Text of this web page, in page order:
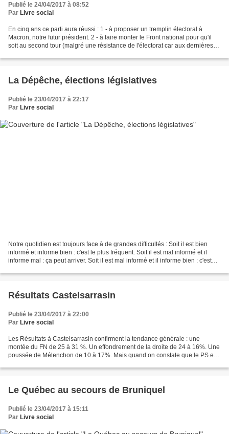
Publié le 24/04/2017 à 08:52
Par Livre social
En cinq ans ce parti aura réussi : 1 - à proposer un tremplin électoral à
Macron, notre futur président. 2 - à faire monter le Front national pour qu'il
soit au second tour (malgré une résistance de l'électorat car aux dernières
La Dépêche, élections législatives
Publié le 23/04/2017 à 22:17
Par Livre social
Notre quotidien est toujours face à de grandes difficultés : Soit il est bien
informé et informe bien : c'est le plus fréquent. Soit il est mal informé et il
informe mal : ça peut arriver. Soit il est mal informé et il informe bien : c'est
Résultats Castelsarrasin
Publié le 23/04/2017 à 22:00
Par Livre social
Les Résultats à Castelsarrasin confirment la tendance générale : une
montée du FN de 25 à 31 %. Un effondrement de la droite de 24 à 16%. Une
poussée de Mélenchon de 10 à 17%. Mais quand on constate que le PS est
Le Québec au secours de Bruniquel
Publié le 23/04/2017 à 15:11
Par Livre social